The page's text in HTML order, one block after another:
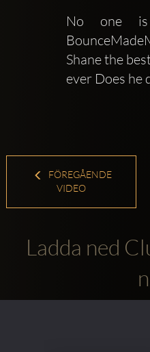
No one
Shane the
ever Does he
FÖREGÅENDE
VIDEO
Ladda ned